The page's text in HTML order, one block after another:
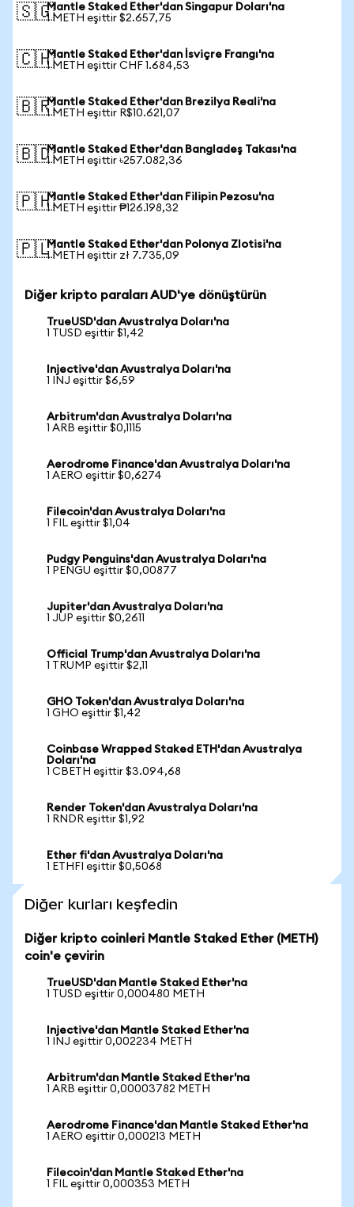
🇸🇬Mantle Staked Ether'dan Singapur Doları'na
1 METH eşittir $2.657,75
🇨🇭Mantle Staked Ether'dan İsviçre Frangı'na
1 METH eşittir CHF 1.684,53
🇧🇷Mantle Staked Ether'dan Brezilya Reali'na
1 METH eşittir R$10.621,07
🇧🇩Mantle Staked Ether'dan Bangladeş Takası'na
1 METH eşittir ৳257.082,36
🇵🇭Mantle Staked Ether'dan Filipin Pezosu'na
1 METH eşittir ₱126.198,32
🇵🇱Mantle Staked Ether'dan Polonya Zlotisi'na
1 METH eşittir zł 7.735,09
Diğer kripto paraları AUD'ye dönüştürün
TrueUSD'dan Avustralya Doları'na
1 TUSD eşittir $1,42
Injective'dan Avustralya Doları'na
1 INJ eşittir $6,59
Arbitrum'dan Avustralya Doları'na
1 ARB eşittir $0,1115
Aerodrome Finance'dan Avustralya Doları'na
1 AERO eşittir $0,6274
Filecoin'dan Avustralya Doları'na
1 FIL eşittir $1,04
Pudgy Penguins'dan Avustralya Doları'na
1 PENGU eşittir $0,00877
Jupiter'dan Avustralya Doları'na
1 JUP eşittir $0,2611
Official Trump'dan Avustralya Doları'na
1 TRUMP eşittir $2,11
GHO Token'dan Avustralya Doları'na
1 GHO eşittir $1,42
Coinbase Wrapped Staked ETH'dan Avustralya
Doları'na
1 CBETH eşittir $3.094,68
Render Token'dan Avustralya Doları'na
1 RNDR eşittir $1,92
Ether fi'dan Avustralya Doları'na
1 ETHFI eşittir $0,5068
Diğer kurları keşfedin
Diğer kripto coinleri Mantle Staked Ether (METH)
coin'e çevirin
TrueUSD'dan Mantle Staked Ether'na
1 TUSD eşittir 0,000480 METH
Injective'dan Mantle Staked Ether'na
1 INJ eşittir 0,002234 METH
Arbitrum'dan Mantle Staked Ether'na
1 ARB eşittir 0,00003782 METH
Aerodrome Finance'dan Mantle Staked Ether'na
1 AERO eşittir 0,000213 METH
Filecoin'dan Mantle Staked Ether'na
1 FIL eşittir 0,000353 METH